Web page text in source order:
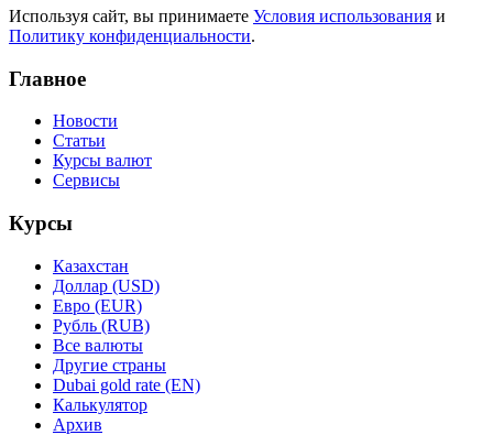
Используя сайт, вы принимаете Условия использования и
Политику конфиденциальности.
Главное
Новости
Статьи
Курсы валют
Сервисы
Курсы
Казахстан
Доллар (USD)
Евро (EUR)
Рубль (RUB)
Все валюты
Другие страны
Dubai gold rate (EN)
Калькулятор
Архив